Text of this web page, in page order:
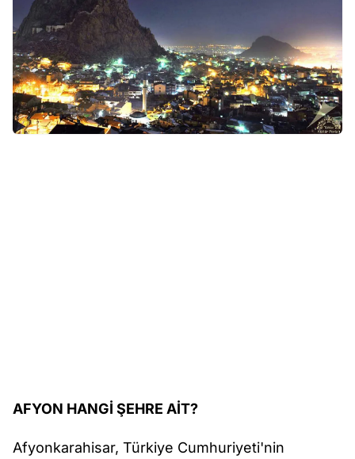
AFYON HANGİ ŞEHRE AİT?
Afyonkarahisar, Türkiye Cumhuriyeti'nin